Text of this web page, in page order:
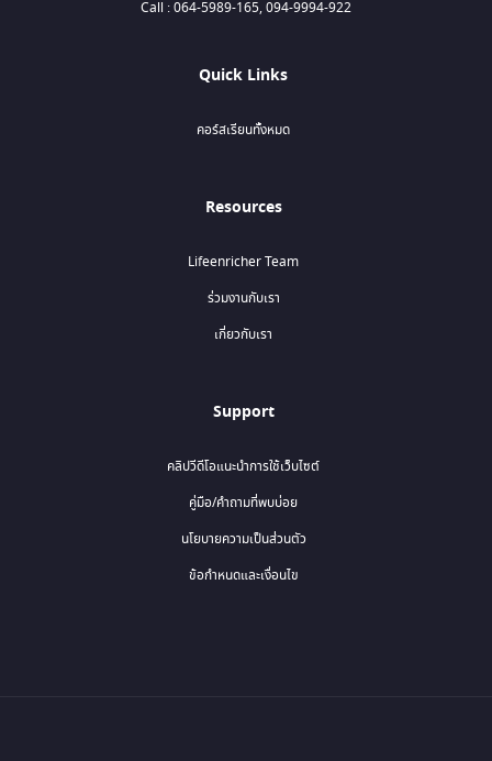
Call : 064-5989-165, 094-9994-922
Quick Links
คอร์สเรียนทั้งหมด
Resources
Lifeenricher Team
ร่วมงานกับเรา
เกี่ยวกับเรา
Support
คลิปวีดีโอแนะนำการใช้เว็บไซต์
คู่มือ/คำถามที่พบบ่อย
นโยบายความเป็นส่วนตัว
ข้อกำหนดและเงื่อนไข